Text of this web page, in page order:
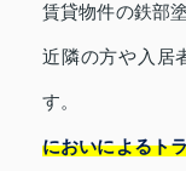
賃貸物件の鉄部
近隣の方や入居
す。
においによるト